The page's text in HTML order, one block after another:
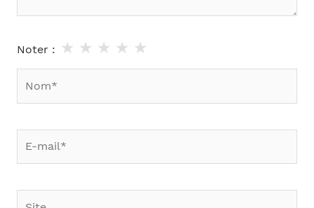
Noter : ★
★
★
★
★
mail*